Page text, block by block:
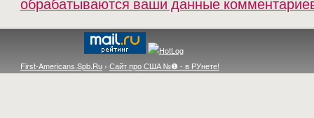
First-Americans.Spb.Ru› Сайт про США №❶ - в РУнете!